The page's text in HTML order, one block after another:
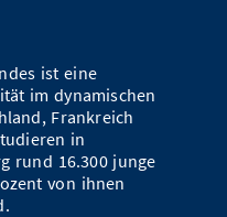
ist eine
im dynamischen
Frankreich
in
rund 16.300 junge
von ihnen